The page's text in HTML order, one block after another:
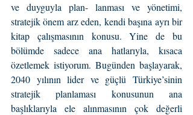
ve duyguyla plan- lanması ve yönetimi,
stratejik önem arz eden, kendi başına ayrı bir
kitap çalışmasının konusu. Yine de bu
bölümde sadece ana hatlarıyla, kısaca
özetlemek istiyorum. Bugünden başlayarak,
2040 yılının lider ve güçlü Türkiye’sinin
stratejik planlaması konusunun ana
başlıklarıyla ele alınmasının çok değerli